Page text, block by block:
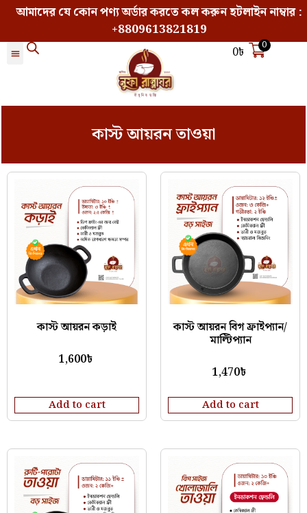
আমাদের যে কোন পণ্য অর্ডার করতে কল করুন হটলাইন নাম্বার :
+8809613821819
0৳ 0
কাস্ট আয়রন তাওয়া
কাস্ট আয়রন কড়াই
1,600৳
Add to cart
কাস্ট আয়রন বিগ ফ্রাইপ্যান/
মাল্টিপ্যান
1,470৳
Add to cart